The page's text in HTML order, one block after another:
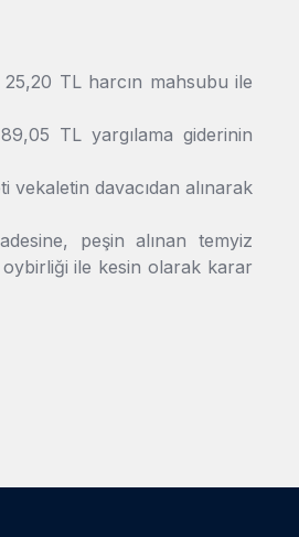
TL harcın mahsubu ile
89,05 TL yargılama giderinin
davacıdan alınarak
peşin alınan temyiz
oybirliği ile kesin olarak karar